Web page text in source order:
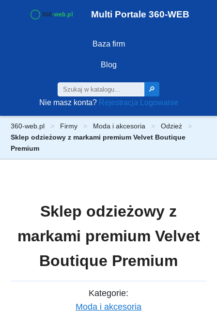
Multi Portale 360-WEB
Baza firm
Blog
🔎
Nie masz konta? Rejestracja Logowanie
360-web.pl Firmy Moda i akcesoria
Odzież
Sklep odzieżowy z markami premium Velvet Boutique
Premium
Sklep odzieżowy z
markami premium Velvet
Boutique Premium
Kategorie:
Moda i akcesoria